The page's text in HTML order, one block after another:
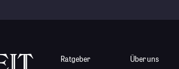
Ratgeber Über uns